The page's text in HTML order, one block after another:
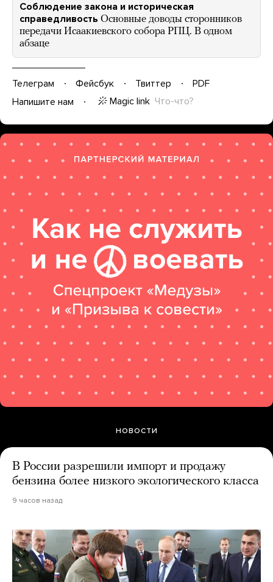
Соблюдение закона и историческая
справедливость Основные доводы сторонников
передачи Исаакиевского собора РПЦ. В одном
абзаце
Телеграм Фейсбук Твиттер
PDF
Напишите нам
Magic link Что-что?
НОВОСТИ
В России разрешили импорт и продажу
бензина более низкого экологического класса
9 часов назад